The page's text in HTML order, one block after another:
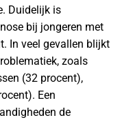
Duidelijk is
bij jongeren met
In veel gevallen blijkt
zoals
(32 procent),
Een
de